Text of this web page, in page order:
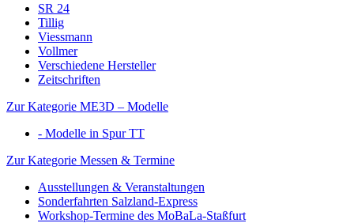
SR 24
Tillig
Viessmann
Vollmer
Verschiedene Hersteller
Zeitschriften
Zur Kategorie ME3D – Modelle
- Modelle in Spur TT
Zur Kategorie Messen & Termine
Ausstellungen & Veranstaltungen
Sonderfahrten Salzland-Express
Workshop-Termine des MoBaLa-Staßfurt